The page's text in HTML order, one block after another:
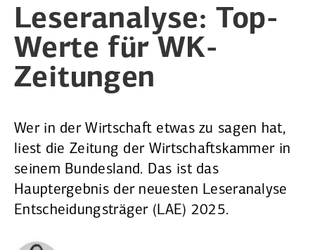
Leser­analyse: Top-
Werte für WK-
Zeitungen
Wer in der Wirtschaft etwas zu sagen hat,
liest die ­Zeitung der Wirtschaftskammer in
seinem Bundesland. Das ist das
Hauptergebnis der neuesten Leseranalyse
Entscheidungsträger (LAE) 2025.